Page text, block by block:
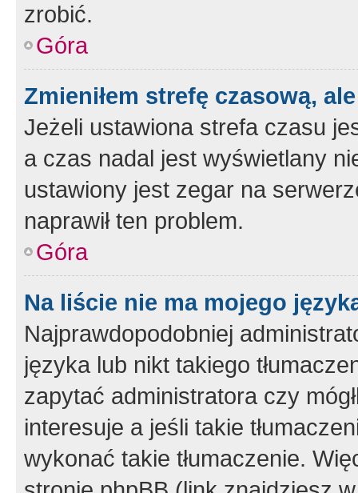
zrobić.
Góra
Zmieniłem strefę czasową,
Jeżeli ustawiona strefa czasu
a czas nadal jest wyświetlany
ustawiony jest zegar na
naprawił ten problem.
Góra
Na liście nie ma mojego
Najprawdopodobniej
języka lub nikt takiego
zapytać administratora czy
interesuje a jeśli takie
wykonać takie tłumaczenie.